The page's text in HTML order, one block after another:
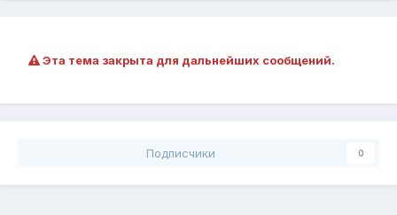
Эта тема закрыта для дальнейших сообщений.
Подписчики 0